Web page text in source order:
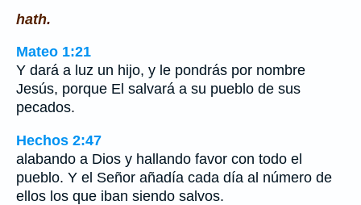
hath.
Mateo 1:21
Y dará a luz un hijo, y le pondrás por nombre
Jesús, porque El salvará a su pueblo de sus
pecados.
Hechos 2:47
alabando a Dios y hallando favor con todo el
pueblo. Y el Señor añadía cada día al número de
ellos los que iban siendo salvos.